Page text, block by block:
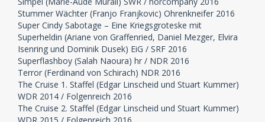
Stummer Wächter (Franjo Franjkovic) Ohrenkneifer 2016
Super Cindy Sabotage – Eine Kriegsgroteske mit
Superheldin (Ariane von Graffenried, Daniel Mezger, Elvira
Isenring und Dominik Dusek) EiG / SRF 2016
Superflashboy (Salah Naoura) hr / NDR 2016
Terror (Ferdinand von Schirach) NDR 2016
The Cruise 1. Staffel (Edgar Linscheid und Stuart Kummer)
WDR 2014 / Folgenreich 2016
The Cruise 2. Staffel (Edgar Linscheid und Stuart Kummer)
WDR 2015 / Folgenreich 2016